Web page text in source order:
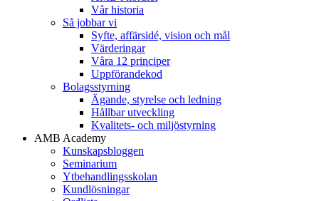
Vår historia
Så jobbar vi
Syfte, affärsidé, vision och mål
Värderingar
Våra 12 principer
Uppförandekod
Bolagsstyrning
Ägande, styrelse och ledning
Hållbar utveckling
Kvalitets- och miljöstyrning
AMB Academy
Kunskapsbloggen
Seminarium
Ytbehandlingsskolan
Kundlösningar